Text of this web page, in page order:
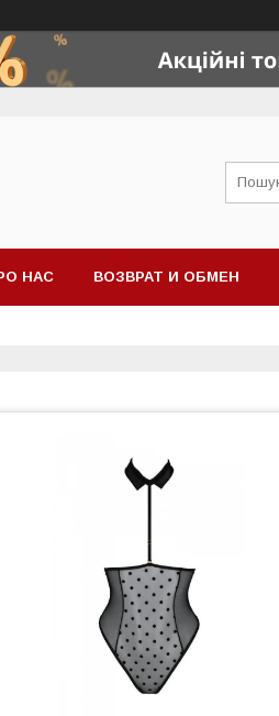
НАС ВОЗВРАТ И ОБМЕН